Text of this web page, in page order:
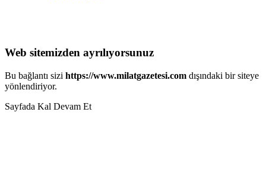
Web sitemizden ayrılıyorsunuz
Bu bağlantı sizi https://www.milatgazetesi.com dışındaki bir siteye
yönlendiriyor.
Sayfada Kal Devam Et